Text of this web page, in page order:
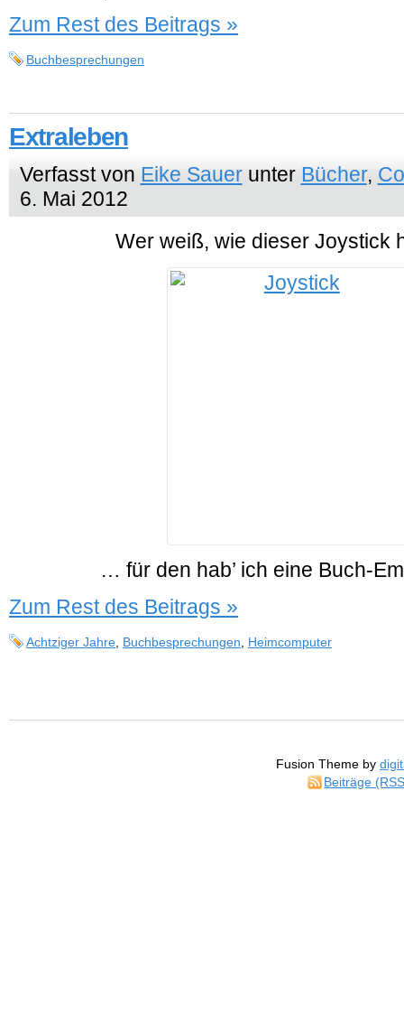
Zum Rest des Beitrags »
Buchbesprechungen
Extraleben
Verfasst von Eike Sauerunter Bücher,
6. Mai 2012
Wer weiß, wie dieser Joystick
… für den hab’ ich eine Buch-
Zum Rest des Beitrags »
Achtziger Jahre Buchbesprechungen Heimcomputer
Fusion Theme by
Beiträge